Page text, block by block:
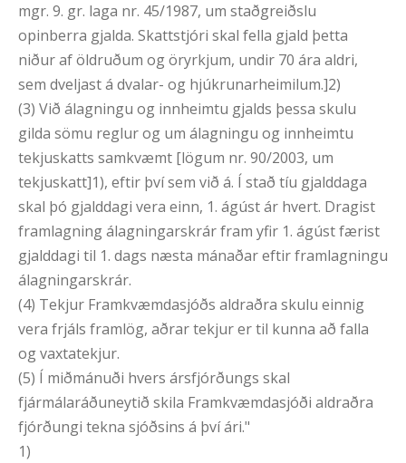
mgr. 9. gr. laga nr. 45/1987, um staðgreiðslu
opinberra gjalda. Skattstjóri skal fella gjald þetta
niður af öldruðum og öryrkjum, undir 70 ára aldri,
sem dveljast á dvalar- og hjúkrunarheimilum.]2)
(3) Við álagningu og innheimtu gjalds þessa skulu
gilda sömu reglur og um álagningu og innheimtu
tekjuskatts samkvæmt [lögum nr. 90/2003, um
tekjuskatt]1), eftir því sem við á. Í stað tíu gjalddaga
skal þó gjalddagi vera einn, 1. ágúst ár hvert. Dragist
framlagning álagningarskrár fram yfir 1. ágúst færist
gjalddagi til 1. dags næsta mánaðar eftir framlagningu
álagningarskrár.
(4) Tekjur Framkvæmdasjóðs aldraðra skulu einnig
vera frjáls framlög, aðrar tekjur er til kunna að falla
og vaxtatekjur.
(5) Í miðmánuði hvers ársfjórðungs skal
fjármálaráðuneytið skila Framkvæmdasjóði aldraðra
fjórðungi tekna sjóðsins á því ári."
1)